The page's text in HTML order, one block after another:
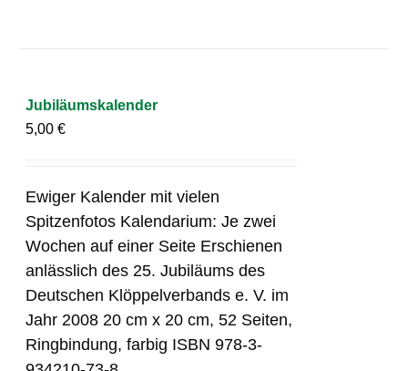
Jubiläumskalender
5,00€
Ewiger Kalender mit vielen
Spitzenfotos Kalendarium: Je zwei
Wochen auf einer Seite Erschienen
anlässlich des 25. Jubiläums des
Deutschen Klöppelverbands e. V. im
Jahr 2008 20 cm x 20 cm, 52 Seiten,
Ringbindung, farbig ISBN 978-3-